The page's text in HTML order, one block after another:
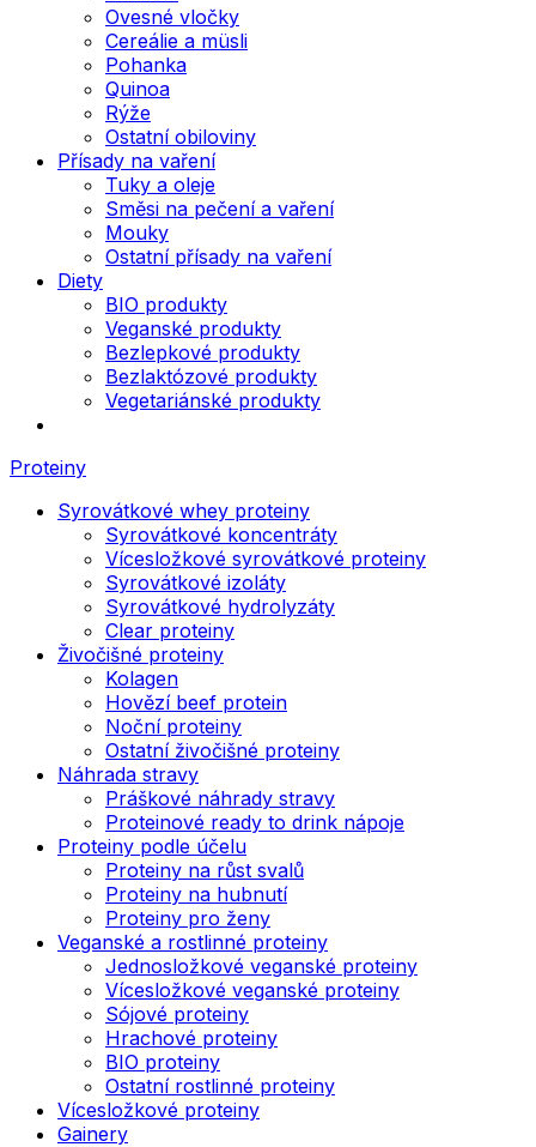
Ovesné vločky
Cereálie a müsli
Pohanka
Quinoa
Rýže
Ostatní obiloviny
Přísady na vaření
Tuky a oleje
Směsi na pečení a vaření
Mouky
Ostatní přísady na vaření
Diety
BIO produkty
Veganské produkty
Bezlepkové produkty
Bezlaktózové produkty
Vegetariánské produkty
Proteiny
Syrovátkové whey proteiny
Syrovátkové koncentráty
Vícesložkové syrovátkové proteiny
Syrovátkové izoláty
Syrovátkové hydrolyzáty
Clear proteiny
Živočišné proteiny
Kolagen
Hovězí beef protein
Noční proteiny
Ostatní živočišné proteiny
Náhrada stravy
Práškové náhrady stravy
Proteinové ready to drink nápoje
Proteiny podle účelu
Proteiny na růst svalů
Proteiny na hubnutí
Proteiny pro ženy
Veganské a rostlinné proteiny
Jednosložkové veganské proteiny
Vícesložkové veganské proteiny
Sójové proteiny
Hrachové proteiny
BIO proteiny
Ostatní rostlinné proteiny
Vícesložkové proteiny
Gainery